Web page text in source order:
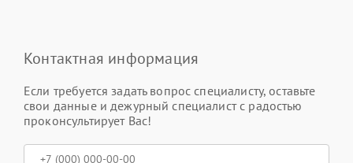
Контактная информация
Если требуется задать вопрос специалисту, оставьте
свои данные и дежурный специалист с радостью
проконсультирует Вас!